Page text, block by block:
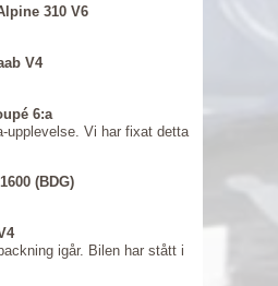
310 V6
V4
6:a
upplevelse. Vi har fixat detta
(BDG)
igår. Bilen har stått i